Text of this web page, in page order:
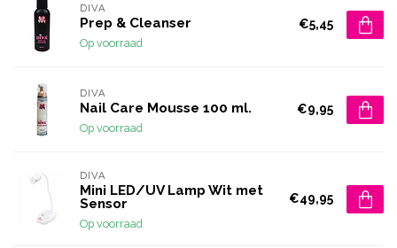
DIVA
Prep & Cleanser
Op voorraad
€5,45
DIVA
Nail Care Mousse 100 ml.
Op voorraad
€9,95
DIVA
Mini LED/UV Lamp Wit met
Sensor
Op voorraad
€49,95